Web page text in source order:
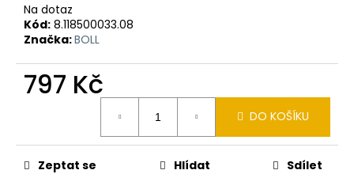
Na dotaz
Kód: 8.118500033.08
Značka:BOLL
797 Kč
DO KOŠÍKU
Zeptat se Hlídat Sdílet
D
o
p
o
u